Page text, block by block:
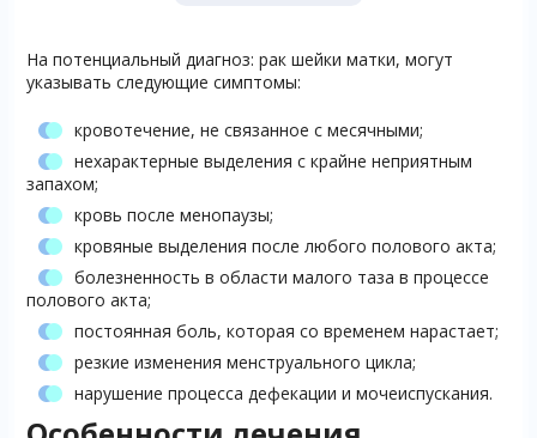
На потенциальный диагноз: рак шейки матки, могут
указывать следующие симптомы:
кровотечение, не связанное с месячными;
нехарактерные выделения с крайне неприятным
запахом;
кровь после менопаузы;
кровяные выделения после любого полового акта;
болезненность в области малого таза в процессе
полового акта;
постоянная боль, которая со временем нарастает;
резкие изменения менструального цикла;
нарушение процесса дефекации и мочеиспускания.